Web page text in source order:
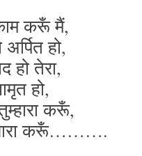
करूँ मैं,
हो,
हो तेरा,
हो,
करूँ,
करूँ……….